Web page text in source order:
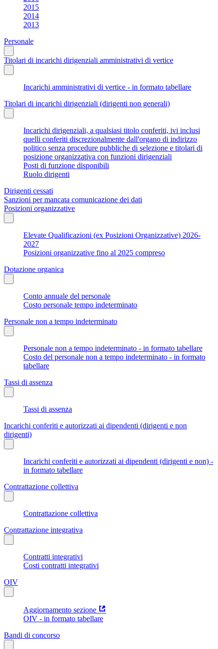
2015
2014
2013
Personale
Titolari di incarichi dirigenziali amministrativi di vertice
Incarichi amministrativi di vertice - in formato tabellare
Titolari di incarichi dirigenziali (dirigenti non generali)
Incarichi dirigenziali, a qualsiasi titolo conferiti, ivi inclusi
quelli conferiti discrezionalmente dall'organo di indirizzo
politico senza procedure pubbliche di selezione e titolari di
posizione organizzativa con funzioni dirigenziali
Posti di funzione disponibili
Ruolo dirigenti
Dirigenti cessati
Sanzioni per mancata comunicazione dei dati
Posizioni organizzative
Elevate Qualificazioni (ex Posizioni Organizzative) 2026-
2027
Posizioni organizzative fino al 2025 compreso
Dotazione organica
Conto annuale del personale
Costo personale tempo indeterminato
Personale non a tempo indeterminato
Personale non a tempo indeterminato - in formato tabellare
Costo del personale non a tempo indeterminato - in formato
tabellare
Tassi di assenza
Tassi di assenza
Incarichi conferiti e autorizzati ai dipendenti (dirigenti e non
dirigenti)
Incarichi conferiti e autorizzati ai dipendenti (dirigenti e non) -
in formato tabellare
Contrattazione collettiva
Contrattazione collettiva
Contrattazione integrativa
Contratti integrativi
Costi contratti integrativi
OIV
Aggiornamento sezione
OIV - in formato tabellare
Bandi di concorso